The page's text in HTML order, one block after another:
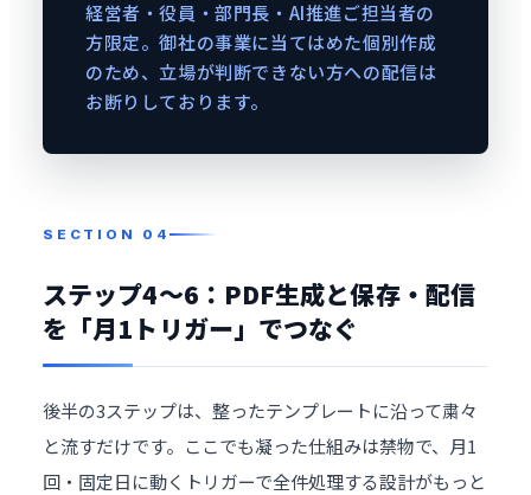
経営者・役員・部門長・AI推進ご担当者の
方限定。御社の事業に当てはめた個別作成
のため、立場が判断できない方への配信は
お断りしております。
ステップ4〜6：PDF生成と保存・配信
を「月1トリガー」でつなぐ
後半の3ステップは、整ったテンプレートに沿って粛々
と流すだけです。ここでも凝った仕組みは禁物で、月1
回・固定日に動くトリガーで全件処理する設計がもっと